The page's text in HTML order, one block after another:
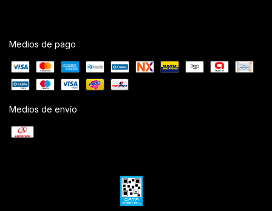
Medios de pago
Medios de envío